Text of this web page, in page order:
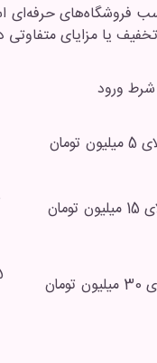
فروشگاه‌های
شرط ورود